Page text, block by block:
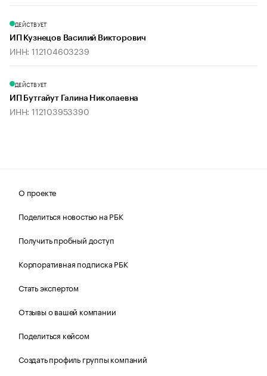
ДЕЙСТВУЕТ
ИП Кузнецов Василий Викторович
ИНН: 112104603239
ДЕЙСТВУЕТ
ИП Бутгайут Галина Николаевна
ИНН: 112103953390
О проекте
Поделиться новостью на РБК
Получить пробный доступ
Корпоративная подписка РБК
Стать экспертом
Отзывы о вашей компании
Поделиться кейсом
Создать профиль группы компаний